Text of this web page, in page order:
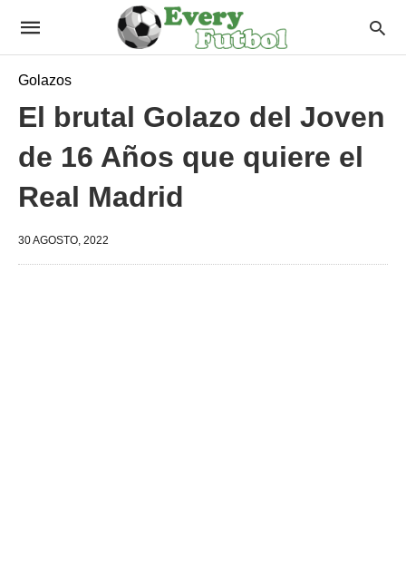
Golazos
El brutal Golazo del Joven
de 16 Años que quiere el
Real Madrid
30 AGOSTO, 2022